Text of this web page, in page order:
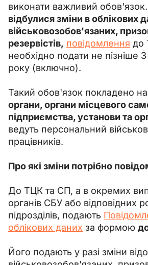
виконати важливий обов'язок.
відбулися зміни в облікових
військовозобов'язаних,
резервістів, повідомлення до
необхідно подати не пізніше
року (включно).
Такий обов'язок покладено на
органи, органи місцевого
підприємства, установи та
ведуть персональний
працівників.
Про які зміни потрібно
До ТЦК та СП, а в окремих
органів СБУ або відповідних
підрозділів, подають
облікових даних за формою
Його подають у разі зміни